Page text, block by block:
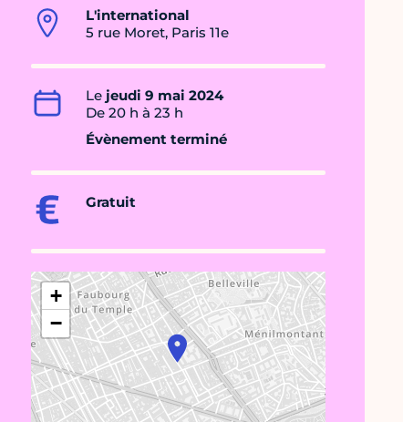
L'international
5 rue Moret, Paris 11e
Le jeudi 9 mai 2024
De 20 h à 23 h
Évènement terminé
Gratuit
+
−